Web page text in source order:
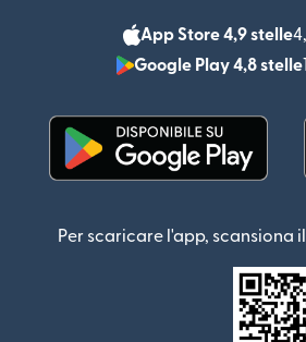
App Store 4,9 stelle
Google Play 4,8 stelle
Per scaricare l'app, scansiona